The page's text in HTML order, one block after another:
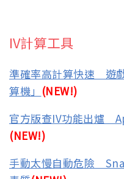
IV計算工具
準確率高計算快速 遊
算機」 (NEW!)
官方版查IV功能出爐
(NEW!)
手動太慢自動危險